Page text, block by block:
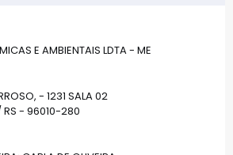
E AMBIENTAIS LDTA - ME
- 1231 SALA 02
RS - 96010-280